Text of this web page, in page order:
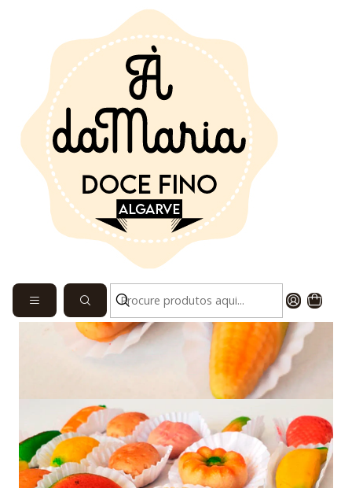
VER DOCINHOS
Docinhos do Algarve com recheio de fios de ovos sortido